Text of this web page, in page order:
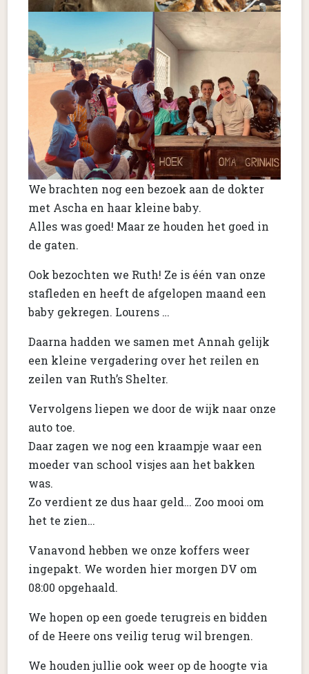
We brachten nog een bezoek aan de dokter
met Ascha en haar kleine baby.
Alles was goed! Maar ze houden het goed in
de gaten.
Ook bezochten we Ruth! Ze is één van onze
stafleden en heeft de afgelopen maand een
baby gekregen. Lourens …
Daarna hadden we samen met Annah gelijk
een kleine vergadering over het reilen en
zeilen van Ruth’s Shelter.
Vervolgens liepen we door de wijk naar onze
auto toe.
Daar zagen we nog een kraampje waar een
moeder van school visjes aan het bakken
was.
Zo verdient ze dus haar geld… Zoo mooi om
het te zien…
Vanavond hebben we onze koffers weer
ingepakt. We worden hier morgen DV om
08:00 opgehaald.
We hopen op een goede terugreis en bidden
of de Heere ons veilig terug wil brengen.
We houden jullie ook weer op de hoogte via